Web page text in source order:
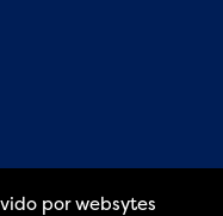
por websytes